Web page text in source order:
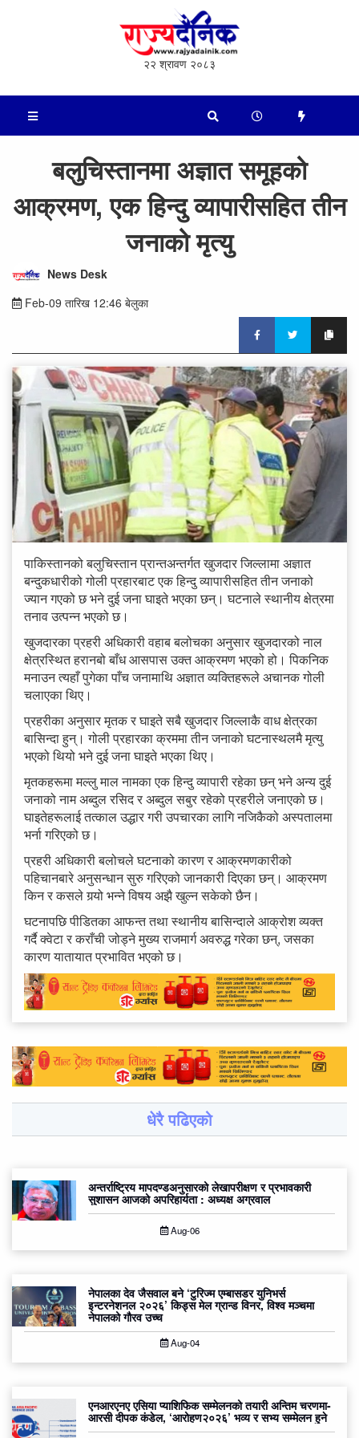
२२ श्रावण २०८३
बलुचिस्तानमा अज्ञात समूहको
आक्रमण, एक हिन्दु व्यापारीसहित तीन
जनाको मृत्यु
News Desk
Feb-09 तारिख 12:46 बेलुका
पाकिस्तानको बलुचिस्तान प्रान्तअन्तर्गत खुजदार जिल्लामा अज्ञात
बन्दुकधारीको गोली प्रहारबाट एक हिन्दु व्यापारीसहित तीन जनाको
ज्यान गएको छ भने दुई जना घाइते भएका छन्। घटनाले स्थानीय क्षेत्रमा
तनाव उत्पन्न भएको छ।
खुजदारका प्रहरी अधिकारी वहाब बलोचका अनुसार खुजदारको नाल
क्षेत्रस्थित हरानबो बाँध आसपास उक्त आक्रमण भएको हो। पिकनिक
मनाउन त्यहाँ पुगेका पाँच जनामाथि अज्ञात व्यक्तिहरूले अचानक गोली
चलाएका थिए।
प्रहरीका अनुसार मृतक र घाइते सबै खुजदार जिल्लाकै वाध क्षेत्रका
बासिन्दा हुन्। गोली प्रहारका क्रममा तीन जनाको घटनास्थलमै मृत्यु
भएको थियो भने दुई जना घाइते भएका थिए।
मृतकहरूमा मल्लु माल नामका एक हिन्दु व्यापारी रहेका छन् भने अन्य दुई
जनाको नाम अब्दुल रसिद र अब्दुल सबुर रहेको प्रहरीले जनाएको छ।
घाइतेहरूलाई तत्काल उद्धार गरी उपचारका लागि नजिकैको अस्पतालमा
भर्ना गरिएको छ।
प्रहरी अधिकारी बलोचले घटनाको कारण र आक्रमणकारीको
पहिचानबारे अनुसन्धान सुरु गरिएको जानकारी दिएका छन्। आक्रमण
किन र कसले गर्‍यो भन्ने विषय अझै खुल्न सकेको छैन।
घटनापछि पीडितका आफन्त तथा स्थानीय बासिन्दाले आक्रोश व्यक्त
गर्दै क्वेटा र कराँची जोड्ने मुख्य राजमार्ग अवरुद्ध गरेका छन्, जसका
कारण यातायात प्रभावित भएको छ।
धेरै पढिएको
अन्तर्राष्ट्रिय मापदण्डअनुसारको लेखापरीक्षण र प्रभावकारी
सुशासन आजको अपरिहार्यता : अध्यक्ष अग्रवाल
Aug-06
नेपालका देव जैसवाल बने ‘टुरिज्म एम्बासडर युनिभर्स
इन्टरनेशनल २०२६’ किड्स मेल ग्रान्ड विनर, विश्व मञ्चमा
नेपालको गौरव उच्च
Aug-04
एनआरएनए एसिया प्याशिफिक सम्मेलनको तयारी अन्तिम चरणमा-
आरसी दीपक कंडेल, ‘आरोहण२०२६’ भव्य र सभ्य सम्मेलन हुने